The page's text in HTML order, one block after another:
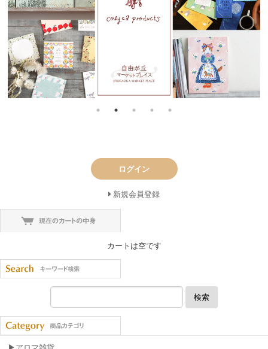
ログイン
新規会員登録
カートは空です
検索